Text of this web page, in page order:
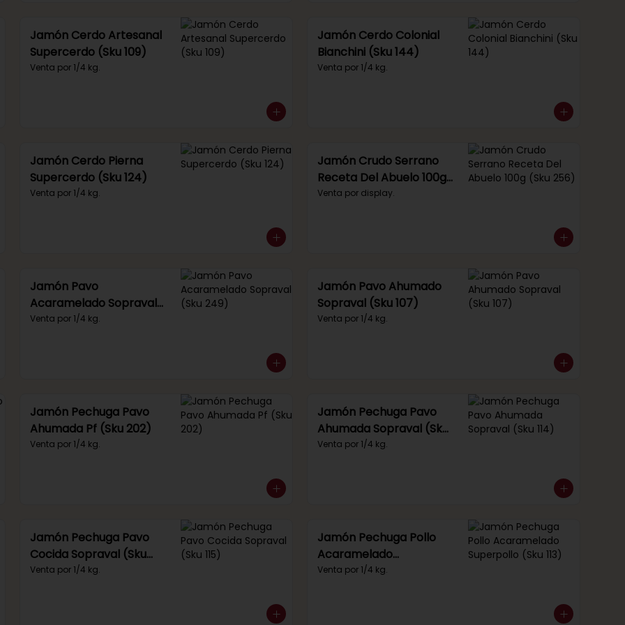
Jamón Cerdo Artesanal
Supercerdo (Sku 109)
Venta por 1/4 kg.
Jamón Cerdo Colonial
Bianchini (Sku 144)
Venta por 1/4 kg.
Jamón Cerdo Pierna
Supercerdo (Sku 124)
Venta por 1/4 kg.
Jamón Crudo Serrano
Receta Del Abuelo 100g
(Sku 256)
Venta por display.
Jamón Pavo
Acaramelado Sopraval
(Sku 249)
Venta por 1/4 kg.
Jamón Pavo Ahumado
Sopraval (Sku 107)
Venta por 1/4 kg.
Jamón Pechuga Pavo
Ahumada Pf (Sku 202)
Venta por 1/4 kg.
Jamón Pechuga Pavo
Ahumada Sopraval (Sku
114)
Venta por 1/4 kg.
Jamón Pechuga Pavo
Cocida Sopraval (Sku
115)
Venta por 1/4 kg.
Jamón Pechuga Pollo
Acaramelado
Superpollo (Sku 113)
Venta por 1/4 kg.